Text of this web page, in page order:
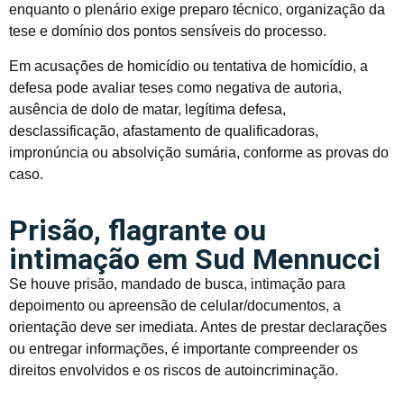
enquanto o plenário exige preparo técnico, organização da
tese e domínio dos pontos sensíveis do processo.
Em acusações de homicídio ou tentativa de homicídio, a
defesa pode avaliar teses como negativa de autoria,
ausência de dolo de matar, legítima defesa,
desclassificação, afastamento de qualificadoras,
impronúncia ou absolvição sumária, conforme as provas do
caso.
Prisão, flagrante ou
intimação em Sud Mennucci
Se houve prisão, mandado de busca, intimação para
depoimento ou apreensão de celular/documentos, a
orientação deve ser imediata. Antes de prestar declarações
ou entregar informações, é importante compreender os
direitos envolvidos e os riscos de autoincriminação.